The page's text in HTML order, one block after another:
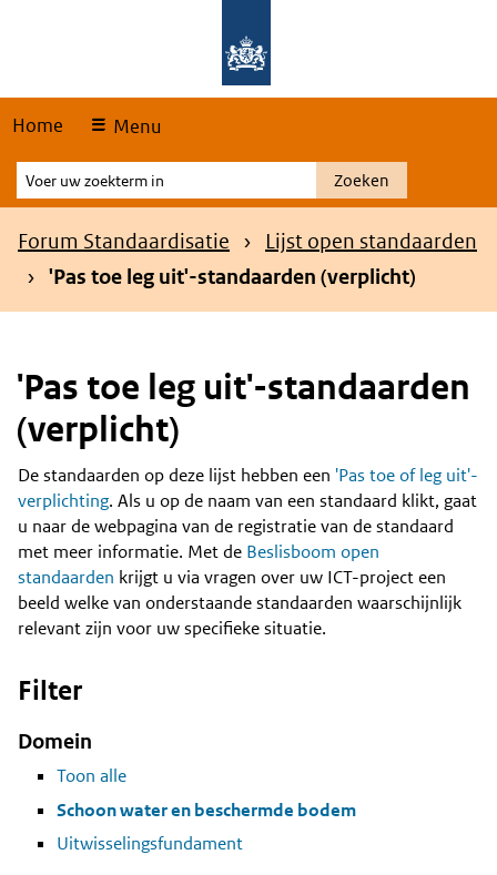
Home Menu
Voer
uw
zoekterm
Zoeken
Kruimelpad
Forum Standaardisatie
Lijst open standaarden
'Pas toe leg uit'-standaarden (verplicht)
'Pas toe leg uit'-standaarden
(verplicht)
Content
De standaarden op deze lijst hebben een 'Pas toe of leg uit'-
verplichting. Als u op de naam van een standaard klikt, gaat
u naar de webpagina van de registratie van de standaard
met meer informatie. Met de Beslisboom open
standaarden krijgt u via vragen over uw ICT-project een
beeld welke van onderstaande standaarden waarschijnlijk
relevant zijn voor uw specifieke situatie.
Filter
Domein
Toon alle
Schoon water en beschermde bodem
Uitwisselingsfundament